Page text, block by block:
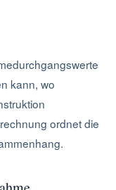
kann, wo
ordnet die